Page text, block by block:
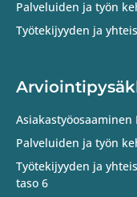
Palveluiden ja työn
Työtekijyyden ja
Asiakastyöosaaminen
Palveluiden ja työn
Työtekijyyden ja
taso 6